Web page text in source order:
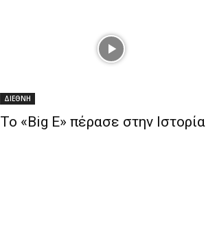
ΔΙΕΘΝΗ
To «Big E» πέρασε στην Ιστορία